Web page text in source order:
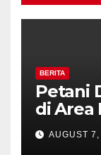
BERITA
Petani
di Area
Polisi
Tanda
AUGUST